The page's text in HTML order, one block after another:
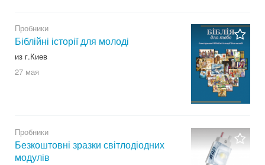
Пробники
Біблійні історії для молоді
из г.Киев
27 мая
Пробники
Безкоштовні зразки світлодіодних
модулів